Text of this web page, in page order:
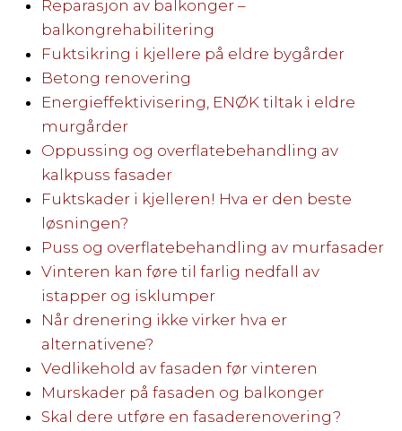
Reparasjon av balkonger –
balkongrehabilitering
Fuktsikring i kjellere på eldre bygårder
Betong renovering
Energieffektivisering, ENØK tiltak i eldre
murgårder
Oppussing og overflatebehandling av
kalkpuss fasader
Fuktskader i kjelleren! Hva er den beste
løsningen?
Puss og overflatebehandling av murfasader
Vinteren kan føre til farlig nedfall av
istapper og isklumper
Når drenering ikke virker hva er
alternativene?
Vedlikehold av fasaden før vinteren
Murskader på fasaden og balkonger
Skal dere utføre en fasaderenovering?